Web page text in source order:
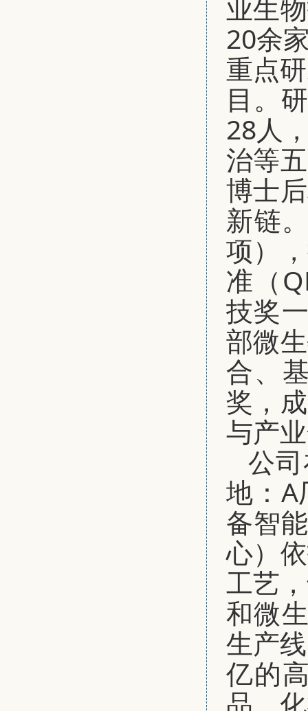
业生
20余
重点
目。
28人
治等
博士
新链
项）
准（
技奖
部微
合、
奖，
与产
公
地：A
备智
心）
工艺
和微
生产
亿的
品、